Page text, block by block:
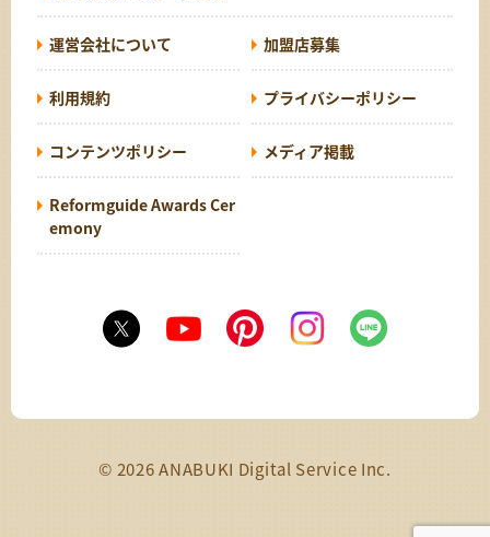
運営会社について 加盟店募集
利用規約 プライバシーポリシー
コンテンツポリシー メディア掲載
Reformguide Awards Cer
emony
© 2026 ANABUKI Digital Service Inc.